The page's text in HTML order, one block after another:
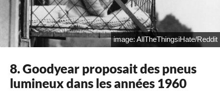
image: AllTheThingsiHate/Reddit
8. Goodyear proposait des pneus
lumineux dans les années 1960